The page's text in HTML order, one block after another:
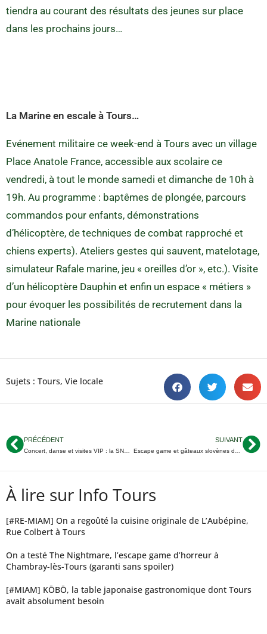
tiendra au courant des résultats des jeunes sur place
dans les prochains jours…
La Marine en escale à Tours…
Evénement militaire ce week-end à Tours avec un village
Place Anatole France, accessible aux scolaire ce
vendredi, à tout le monde samedi et dimanche de 10h à
19h. Au programme : baptêmes de plongée, parcours
commandos pour enfants, démonstrations
d’hélicoptère, de techniques de combat rapproché et
chiens experts). Ateliers gestes qui sauvent, matelotage,
simulateur Rafale marine, jeu « oreilles d’or », etc.). Visite
d’un hélicoptère Dauphin et enfin un espace « métiers »
pour évoquer les possibilités de recrutement dans la
Marine nationale
Sujets : Tours, Vie locale
PRÉCÉDENT
Concert, danse et visites VIP : la SNCF réveille ses gares à Tours et St-Pierre-des-Corps
SUIVANT
Escape game et gâteaux slovènes dans le Jardin des Prébendes de Tours dimanche
À lire sur Info Tours
[#RE-MIAM] On a regoûté la cuisine originale de L’Aubépine,
Rue Colbert à Tours
On a testé The Nightmare, l’escape game d’horreur à
Chambray-lès-Tours (garanti sans spoiler)
[#MIAM] KŌBŌ, la table japonaise gastronomique dont Tours
avait absolument besoin